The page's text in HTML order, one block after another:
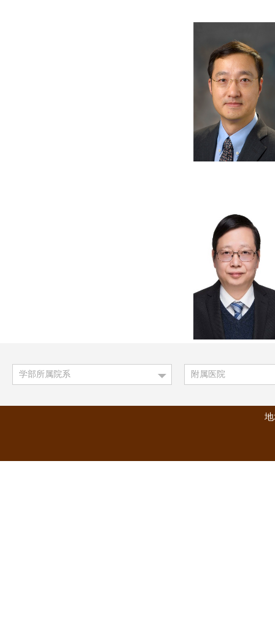
学部所属院系 附属医院